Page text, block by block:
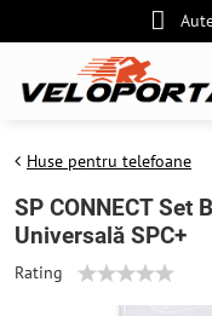
Huse pentru telefoane
SP CONNECT Set
Universală SPC+
Rating